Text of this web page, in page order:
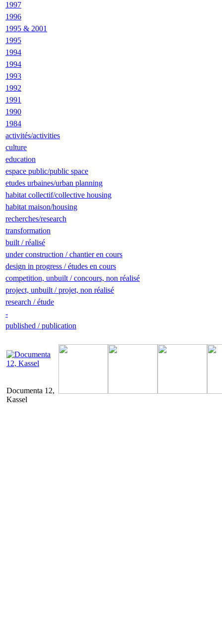
1997
1996
1995 & 2001
1995
1994
1994
1993
1992
1991
1990
1984
activités/activities
culture
education
espace public/public space
etudes urbaines/urban planning
habitat collectif/collective housing
habitat maison/housing
recherches/research
transformation
built / réalisé
under construction / chantier en cours
design in progress / études en cours
competition, unbuilt / concours, non réalisé
project, unbuilt / projet, non réalisé
research / étude
-
published / publication
Documenta 12,
Kassel